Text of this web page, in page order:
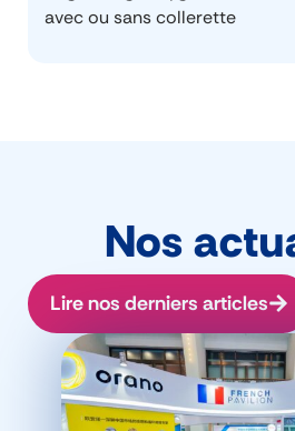
avec ou sans collerette
Nos
Lire nos derniers articles